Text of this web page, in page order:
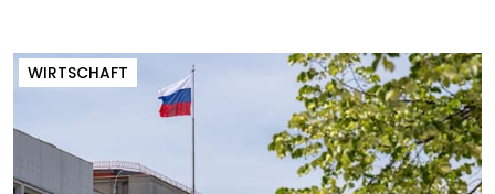
WIRTSCHAFT